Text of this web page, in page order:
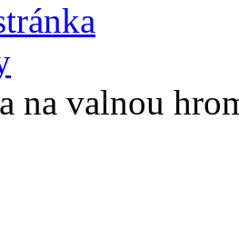
na valnou